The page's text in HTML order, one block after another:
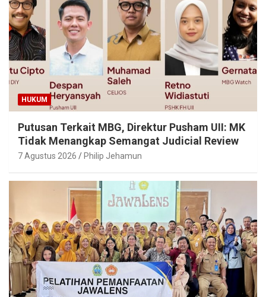
HUKUM
Putusan Terkait MBG, Direktur Pusham UII: MK
Tidak Menangkap Semangat Judicial Review
7 Agustus 2026 Philip Jehamun